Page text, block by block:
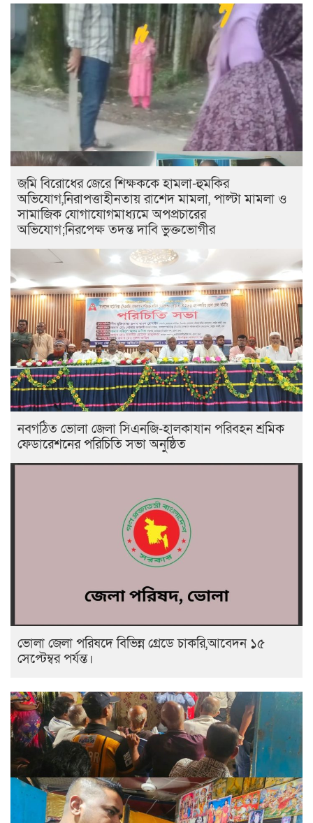
জমি বিরোধের জেরে শিক্ষককে হামলা-হুমকির
অভিযোগ,নিরাপত্তাহীনতায় রাশেদ মামলা, পাল্টা মামলা ও
সামাজিক যোগাযোগমাধ্যমে অপপ্রচারের
অভিযোগ;নিরপেক্ষ তদন্ত দাবি ভুক্তভোগীর
নবগঠিত ভোলা জেলা সিএনজি-হালকাযান পরিবহন শ্রমিক
ফেডারেশনের পরিচিতি সভা অনুষ্ঠিত
ভোলা জেলা পরিষদে বিভিন্ন গ্রেডে চাকরি,আবেদন ১৫
সেপ্টেম্বর পর্যন্ত।